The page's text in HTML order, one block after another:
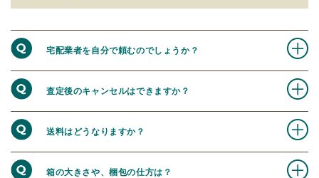
宅配業者を自分で頼むのでしょうか？
査定後のキャンセルはできますか？
送料はどうなりますか？
箱の大きさや、梱包の仕方は？